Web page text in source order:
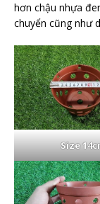
hơn chậu nhựa
chuyển cũng như
Size